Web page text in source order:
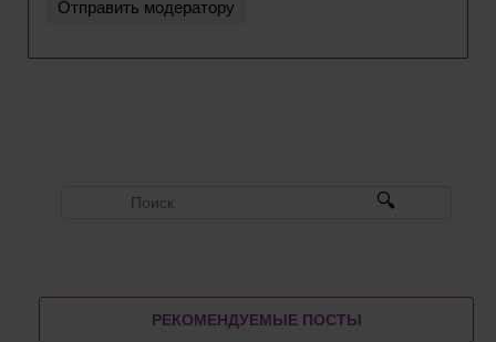
РЕКОМЕНДУЕМЫЕ ПОСТЫ